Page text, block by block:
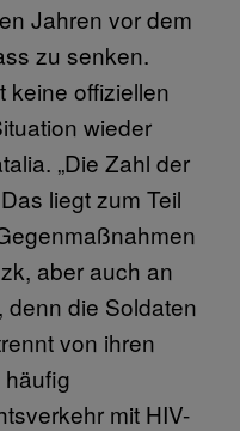
Jahren vor dem
zu senken.
keine offiziellen
wieder
„Die Zahl der
liegt zum Teil
aber auch an
denn die Soldaten
von ihren
mit HIV-